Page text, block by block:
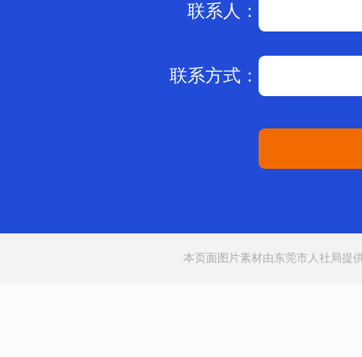
联系人：
联系方式：
本页面图片素材由东莞市人社局提